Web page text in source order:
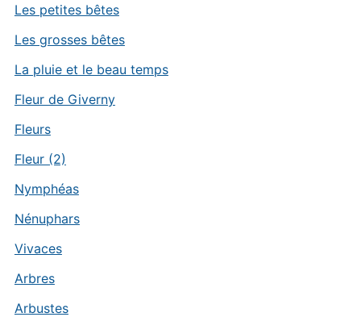
Les petites bêtes
Les grosses bêtes
La pluie et le beau temps
Fleur de Giverny
Fleurs
Fleur (2)
Nymphéas
Nénuphars
Vivaces
Arbres
Arbustes